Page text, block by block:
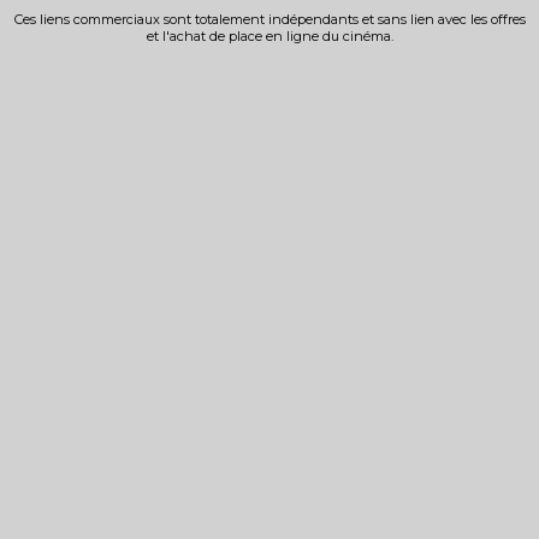
Ces liens commerciaux sont totalement indépendants et sans lien avec les offres
et l'achat de place en ligne du cinéma.